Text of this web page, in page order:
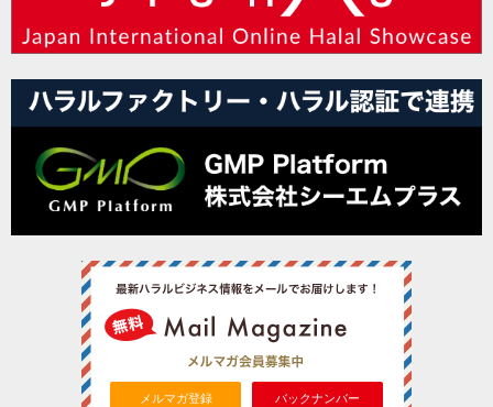
メルマガ登録 バックナンバー